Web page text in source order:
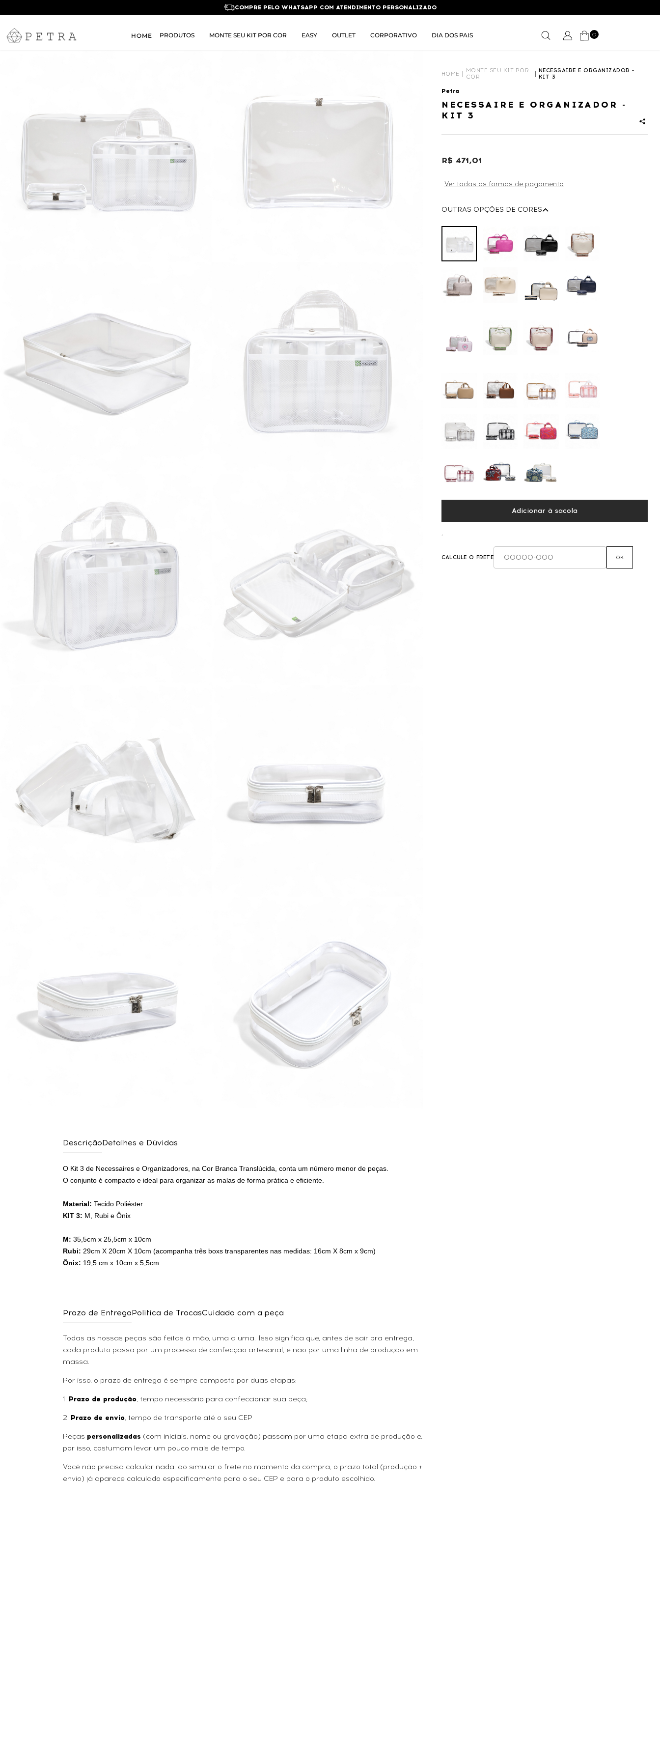
COMPRE PELO WHATSAPP COM ATENDIMENTO PERSONALIZADO
HOME PRODUTOS MONTE SEU KIT POR COR EASY OUTLET CORPORATIVO DIA DOS PAIS 0
DescriçãoDetalhes e Dúvidas
O Kit 3 de Necessaires e Organizadores, na Cor Branca Translúcida conta um número menor de peças.
O conjunto é compacto e ideal para organizar as malas de forma prática e eficiente.
Material: Tecido Poliéster
KIT 3: M, Rubi e Ônix
M: 35,5cm x 25,5cm x 10cm
Rubi: 29cm X 20cm X 10cm (acompanha três boxs transparentes nas medidas: 16cm X 8cm x 9cm)
Ônix: 19,5 cm x 10cm x 5,5cm
Prazo de EntregaPolitica de TrocasCuidado com a peça
Todas as nossas peças são feitas à mão, uma a uma. Isso significa que, antes de sair pra entrega,
cada produto passa por um processo de confecção artesanal, e não por uma linha de produção em
massa.
Por isso, o prazo de entrega é sempre composto por duas etapas:
1. Prazo de produção, tempo necessário para confeccionar sua peça;
2. Prazo de envio, tempo de transporte até o seu CEP
Peças personalizadas (com iniciais, nome ou gravação) passam por uma etapa extra de produção e,
por isso, costumam levar um pouco mais de tempo.
Você não precisa calcular nada: ao simular o frete no momento da compra, o prazo total (produção +
envio) já aparece calculado especificamente para o seu CEP e para o produto escolhido.
HOME
MONTE SEU KIT POR
COR
NECESSAIRE E ORGANIZADOR -
KIT 3
Petra
NECESSAIRE E ORGANIZADOR -
KIT 3
R$ 471,01
Ver todas as formas de pagamento
OUTRAS OPÇÕES DE CORES
Adicionar à sacola
,
CALCULE O FRETE OK